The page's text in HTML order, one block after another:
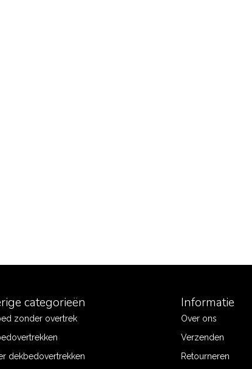
categorieën
zonder overtrek
dekbedovertrekken
Informatie
Over ons
Verzenden
Retourneren